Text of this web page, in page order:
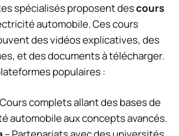
spécialisés proposent descours
automobile. Ces cours
des vidéos explicatives, des
et des documents à télécharger.
populaires :
complets allant des bases de
automobile aux concepts avancés.